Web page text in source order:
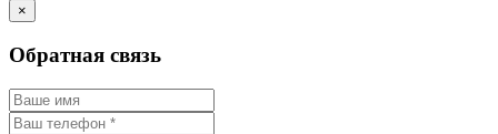
×
Обратная связь